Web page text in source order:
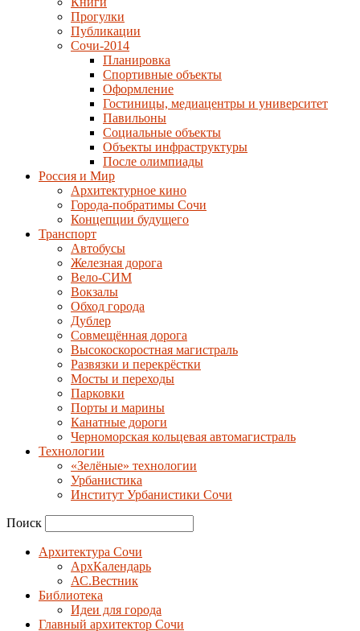
Прогулки
Публикации
Сочи-2014
Планировка
Спортивные объекты
Оформление
Гостиницы, медиацентры и университет
Павильоны
Социальные объекты
Объекты инфраструктуры
После олимпиады
Россия и Мир
Архитектурное кино
Города-побратимы Сочи
Концепции будущего
Транспорт
Автобусы
Железная дорога
Вело-СИМ
Вокзалы
Обход города
Дублер
Совмещённая дорога
Высокоскоростная магистраль
Развязки и перекрёстки
Мосты и переходы
Парковки
Порты и марины
Канатные дороги
Черноморская кольцевая автомагистраль
Технологии
«Зелёные» технологии
Урбанистика
Институт Урбанистики Сочи
Поиск
Архитектура Сочи
АрхКалендарь
АС.Вестник
Библиотека
Идеи для города
Главный архитектор Сочи